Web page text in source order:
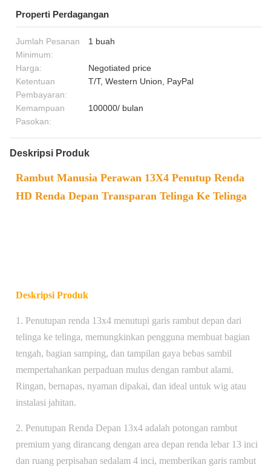
Properti Perdagangan
Jumlah Pesanan
Minimum:
1 buah
Harga:
Negotiated price
Ketentuan
Pembayaran:
T/T, Western Union, PayPal
Kemampuan
Pasokan:
100000/ bulan
Deskripsi Produk
Rambut Manusia Perawan 13X4 Penutup Renda
HD Renda Depan Transparan Telinga Ke Telinga
Deskripsi Produk
1. Penutupan renda 13x4 menutupi garis rambut depan dari
telinga ke telinga, memungkinkan pengguna membuat bagian
tengah, bagian samping, dan tampilan gaya bebas sambil
mempertahankan perpaduan mulus dengan rambut alami.
Ringan, bernapas, nyaman dipakai, dan ideal untuk wig atau
instalasi jahitan.
2. Penutupan Renda Depan 13x4 adalah potongan rambut
premium yang dirancang dengan area depan renda lebar 13 inci
dan ruang perpisahan sedalam 4 inci, memberikan garis rambut